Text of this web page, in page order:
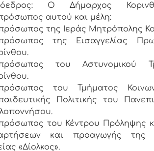
Ο Δήμαρχος
αυτού και μέλη:
της Ιεράς Μητρόπολης
της Εισαγγελίας
του Αστυνομικού
του Τμήματος
Πολιτικής του
του Κέντρου Πρόληψης
και προαγωγής της
«Δίολκος».